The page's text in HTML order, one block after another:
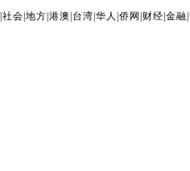
|社会 |地方 |港澳 台湾 |华人 |侨网 财经 |金融 |